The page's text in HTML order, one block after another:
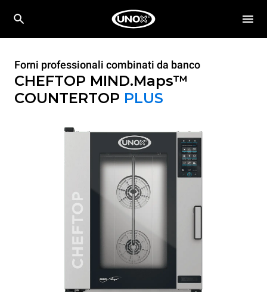
Forni professionali combinati da banco
CHEFTOP MIND.Maps™
COUNTERTOP PLUS